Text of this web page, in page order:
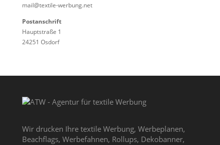
mail@textile-werbung.net
Postanschrift
Hauptstraße 1
24251 Osdorf
Wir drucken Ihre textile Werbung, Werbeplanen,
Beachflags, Werbefahnen, Rollups, Dekobanner,